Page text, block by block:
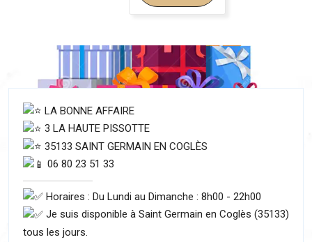
LA BONNE AFFAIRE
3 LA HAUTE PISSOTTE
35133 SAINT GERMAIN EN COGLÈS
06 80 23 51 33
Horaires : Du Lundi au Dimanche : 8h00 - 22h00
Je suis disponible à Saint Germain en Coglès (35133)
tous les jours.